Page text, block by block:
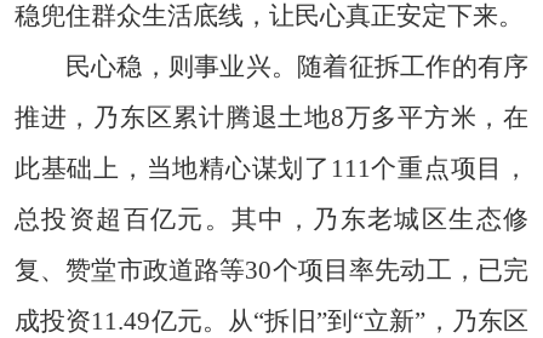
稳兜住群众生活底线，让民心真正安定下来。
民心稳，则事业兴。随着征拆工作的有序
推进，乃东区累计腾退土地8万多平方米，在
此基础上，当地精心谋划了111个重点项目，
总投资超百亿元。其中，乃东老城区生态修
复、赞堂市政道路等30个项目率先动工，已完
成投资11.49亿元。从“拆旧”到“立新”，乃东区